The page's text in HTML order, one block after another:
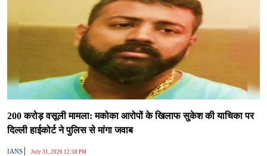
200 करोड़ वसूली मामला: मकोका आरोपों के खिलाफ सुकेश की याचिका पर
दिल्ली हाईकोर्ट ने पुलिस से मांगा जवाब
IANS | July 31, 2026 12:58 PM